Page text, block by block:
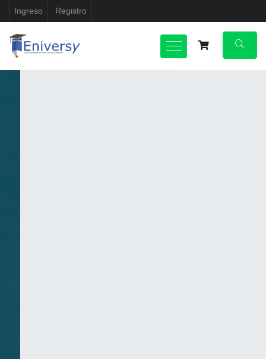
Ingreso Registro